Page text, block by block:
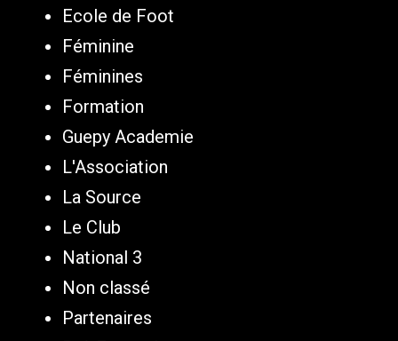
Ecole de Foot
Féminine
Féminines
Formation
Guepy Academie
L'Association
La Source
Le Club
National 3
Non classé
Partenaires